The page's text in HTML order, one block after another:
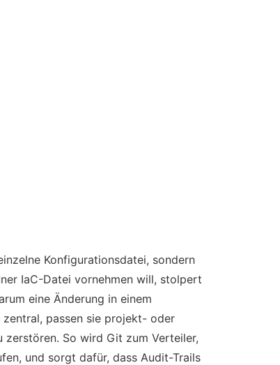
Konfigurationsdatei, sondern
IaC-Datei vornehmen will, stolpert
eine Änderung in einem
zentral, passen sie projekt- oder
So wird Git zum Verteiler,
und sorgt dafür, dass Audit-Trails